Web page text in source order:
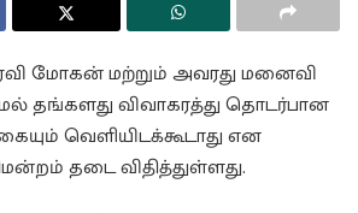
மோகன் மற்றும் அவரது மனைவி
தங்களது விவாகரத்து தொடர்பான
வெளியிடக்கூடாது என
தடை விதித்துள்ளது.